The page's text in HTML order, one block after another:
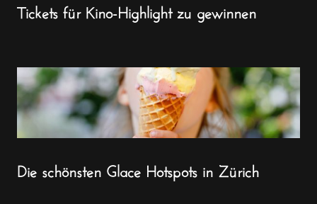
Tickets für Kino-Highlight zu gewinnen
Die schönsten Glace Hotspots in Zürich